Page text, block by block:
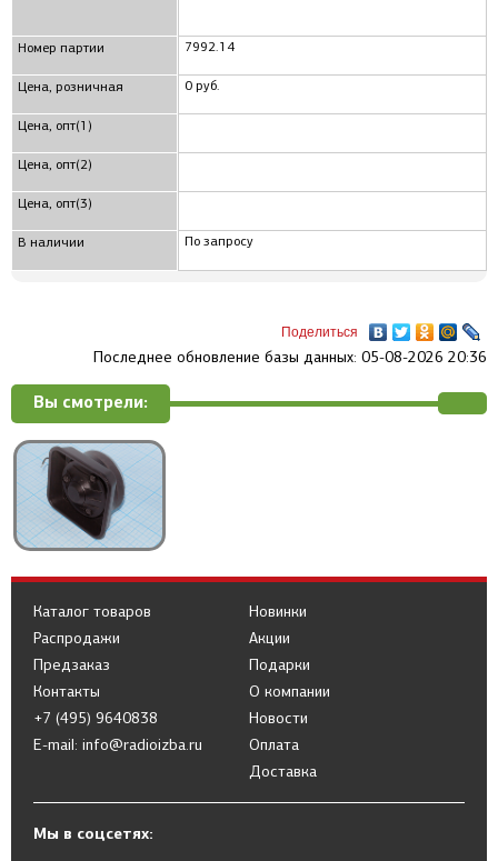
Номер партии
Цена, розничная
Цена, опт(1)
Цена, опт(2)
Цена, опт(3)
В наличии
7992.14
0 руб.
По запросу
Поделиться
Последнее обновление базы данных: 05-08-2026 20:36
Вы смотрели:
Каталог товаров
Распродажи
Предзаказ
Новинки
Акции
Подарки
Контакты
+7 (495) 9640838
E-mail: info@radioizba.ru
О компании
Новости
Оплата
Доставка
Мы в соцсетях: